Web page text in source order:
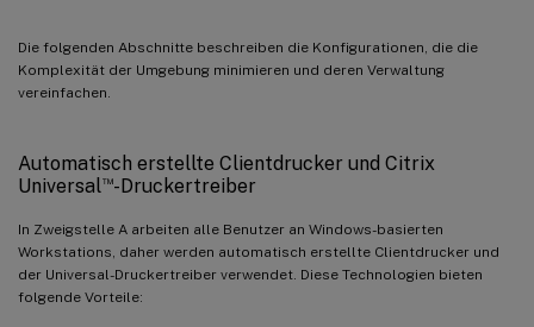
Die folgenden Abschnitte beschreiben die Konfigurationen, die die
Komplexität der Umgebung minimieren und deren Verwaltung
vereinfachen.
Automatisch erstellte Clientdrucker und Citrix
Universal™-Druckertreiber
In Zweigstelle A arbeiten alle Benutzer an Windows-basierten
Workstations, daher werden automatisch erstellte Clientdrucker und
der Universal-Druckertreiber verwendet. Diese Technologien bieten
folgende Vorteile: